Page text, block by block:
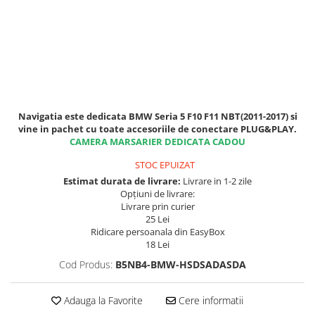
Navigatii Porsche
Navigatii Land Rover
Navigatia este dedicata BMW Seria 5 F10 F11 NBT(2011-2017) si
vine in pachet cu toate accesoriile de conectare PLUG&PLAY.
CAMERA MARSARIER DEDICATA CADOU
STOC EPUIZAT
Estimat durata de livrare: Livrare in 1-2 zile
Opțiuni de livrare:
Livrare prin curier
25 Lei
Ridicare persoanala din EasyBox
18 Lei
Cod Produs: B5NB4-BMW-HSDSADASDA
Adauga la Favorite Cere informatii